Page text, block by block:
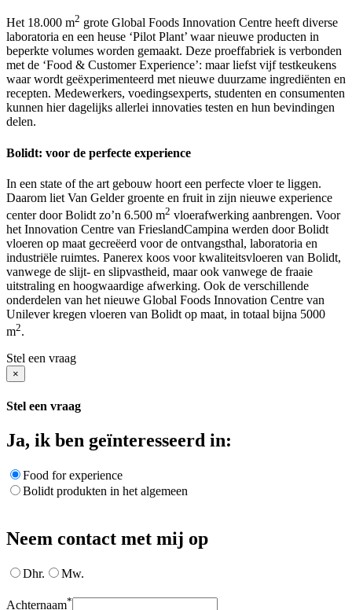
Het 18.000 m2 grote Global Foods Innovation Centre heeft diverse
laboratoria en een heuse ‘Pilot Plant’ waar nieuwe producten in
beperkte volumes worden gemaakt. Deze proeffabriek is verbonden
met de ‘Food & Customer Experience’: maar liefst vijf testkeukens
waar wordt geëxperimenteerd met nieuwe duurzame ingrediënten en
recepten. Medewerkers, voedingsexperts, studenten en consumenten
kunnen hier dagelijks allerlei innovaties testen en hun bevindingen
delen.
Bolidt: voor de perfecte experience
In een state of the art gebouw hoort een perfecte vloer te liggen.
Daarom liet Van Gelder groente en fruit in zijn nieuwe experience
center door Bolidt zo’n 6.500 m2 vloerafwerking aanbrengen. Voor
het Innovation Centre van FrieslandCampina werden door Bolidt
vloeren op maat gecreëerd voor de ontvangsthal, laboratoria en
industriële ruimtes. Panerex koos voor kwaliteitsvloeren van Bolidt,
vanwege de slijt- en slipvastheid, maar ook vanwege de fraaie
uitstraling en hoogwaardige afwerking. Ook de verschillende
onderdelen van het nieuwe Global Foods Innovation Centre van
Unilever kregen vloeren van Bolidt op maat, in totaal bijna 5000
m2.
Stel een vraag
×
Stel een vraag
Ja, ik ben geïnteresseerd in:
Food for experience
Bolidt produkten in het algemeen
Neem contact met mij op
Dhr. Mw.
Achternaam*